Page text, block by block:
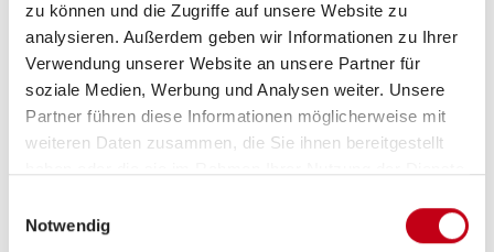
zu können und die Zugriffe auf unsere Website zu
analysieren. Außerdem geben wir Informationen zu Ihrer
Verwendung unserer Website an unsere Partner für
soziale Medien, Werbung und Analysen weiter. Unsere
Partner führen diese Informationen möglicherweise mit
weiteren Daten zusammen, die Sie ihnen bereitgestellt
Notwendig
Grundrissbeschreibung